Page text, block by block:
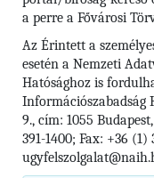
a perre a Fővárosi
Az Érintett a
esetén a Nemzeti
Hatósághoz is
Információszabadság
9., cím: 1055
391-1400; Fax: +36 (1)